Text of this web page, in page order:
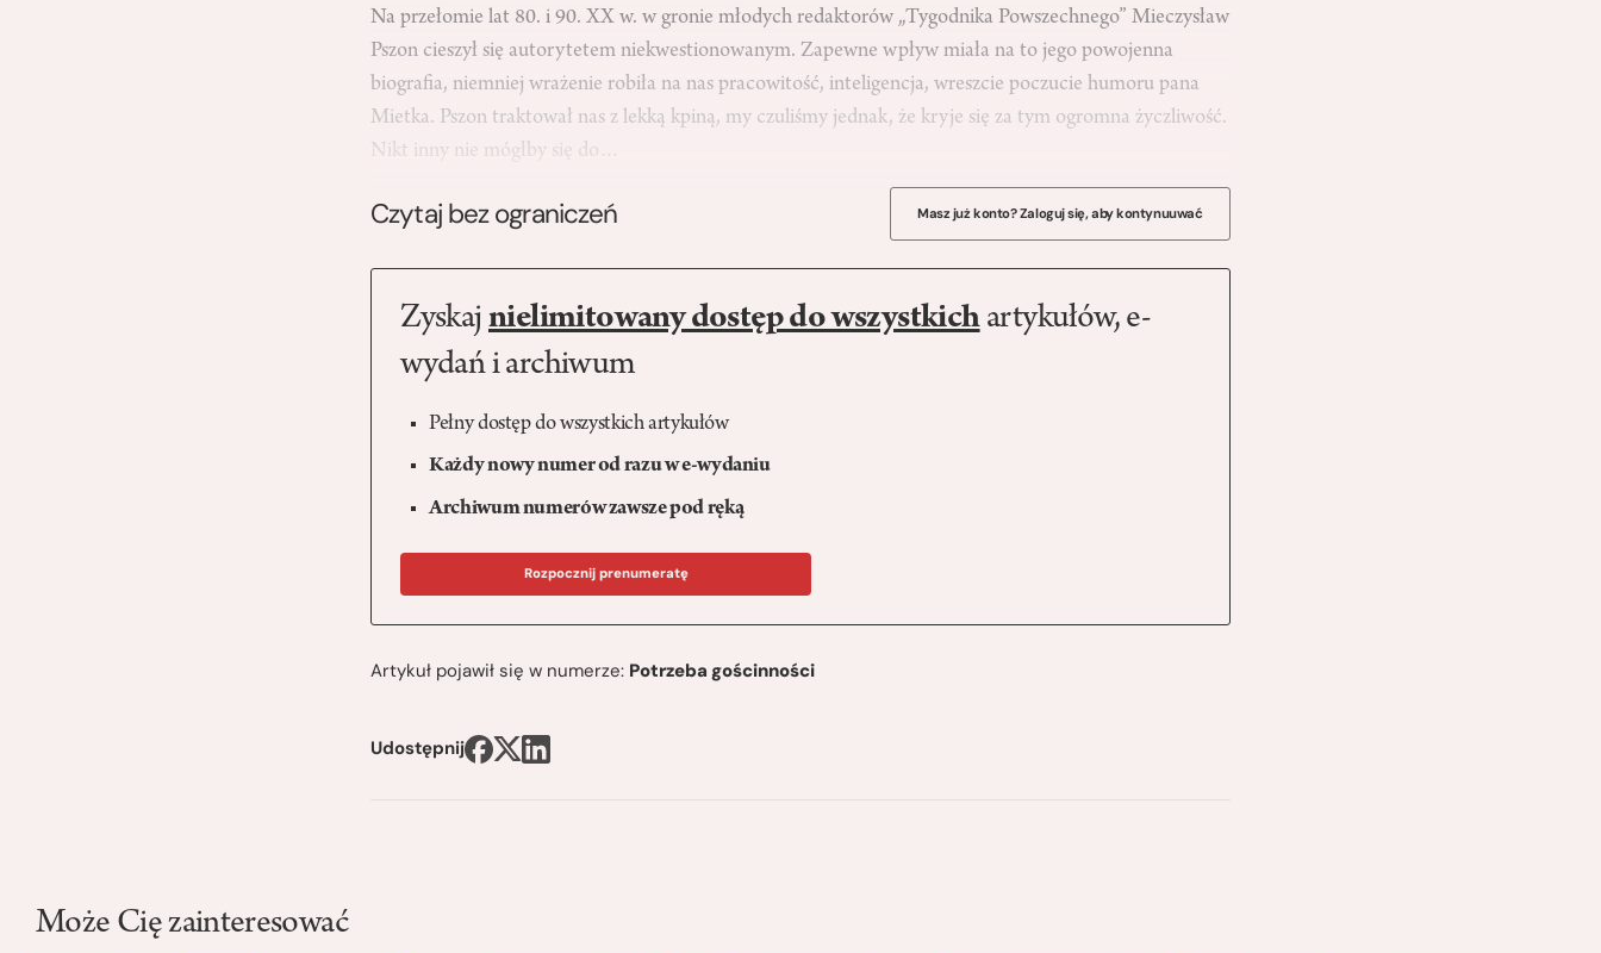
Na przełomie lat 80. i 90. XX w. w gronie młodych redaktorów „Tygodnika Powszechnego” Mieczysław
Pszon cieszył się autorytetem niekwestionowanym. Zapewne wpływ miała na to jego powojenna
biografia, niemniej wrażenie robiła na nas pracowitość, inteligencja, wreszcie poczucie humoru pana
Mietka. Pszon traktował nas z lekką kpiną, my czuliśmy jednak, że kryje się za tym ogromna życzliwość.
Nikt inny nie mógłby się do…
Czytaj bez ograniczeń Masz już konto? Zaloguj się, aby kontynuuwać
Zyskaj nielimitowany dostęp do wszystkichartykułów, e-
wydań i archiwum
Pełny dostęp do wszystkich artykułów
Każdy nowy numer od razu w e-wydaniu
Archiwum numerów zawsze pod ręką
Rozpocznij prenumeratę
Artykuł pojawił się w numerze: Potrzeba gościnności
Udostępnij
Może Cię zainteresować